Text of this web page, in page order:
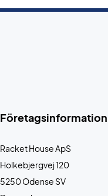
Företagsinformation
Racket House ApS
Holkebjergvej 120
5250 Odense SV